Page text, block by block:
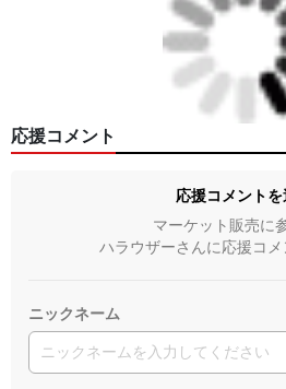
応援コメント
応援コメント
マーケット販売に
ハラウザーさんに応援コメ
ニックネーム